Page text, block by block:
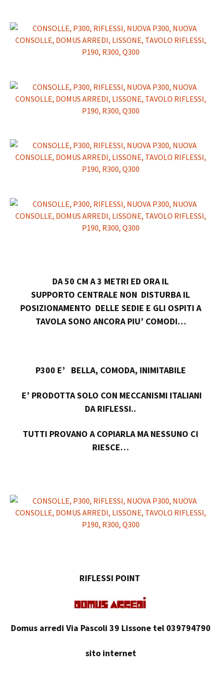
DA 50 CM A 3 METRI ED ORA IL
SUPPORTO CENTRALE NON DISTURBA IL
POSIZIONAMENTO DELLE SEDIE E GLI OSPITI A
TAVOLA SONO ANCORA PIU’ COMODI…
P300 E’ BELLA, COMODA, INIMITABILE
E’ PRODOTTA SOLO CON MECCANISMI ITALIANI
DA RIFLESSI..
TUTTI PROVANO A COPIARLA MA NESSUNO CI
RIESCE…
RIFLESSI POINT
Domus arredi Via Pascoli 39 Lissone tel 039794790
sito internet